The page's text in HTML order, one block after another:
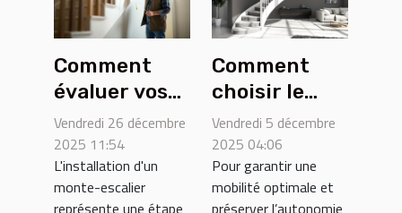
Comment
évaluer vos
besoins
avant
l'installation
d'un monte-
Vendredi 26 décembre
2025 11:54
L'installation d'un
monte-escalier
représente une étape
Comment
choisir le
monte-
escalier
adapté à vos
besoins ?
Vendredi 5 décembre
2025 04:06
Pour garantir une
mobilité optimale et
préserver l’autonomie